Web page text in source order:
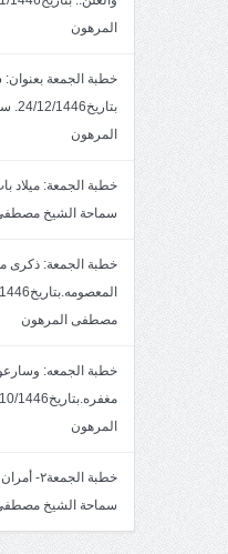
المرهون
المرهون
سماحة الشيخ
خطبة الجمعة: ذكرى
مصطفى المرهون
خطبة الجمعه:
المرهون
سماحة الشيخ